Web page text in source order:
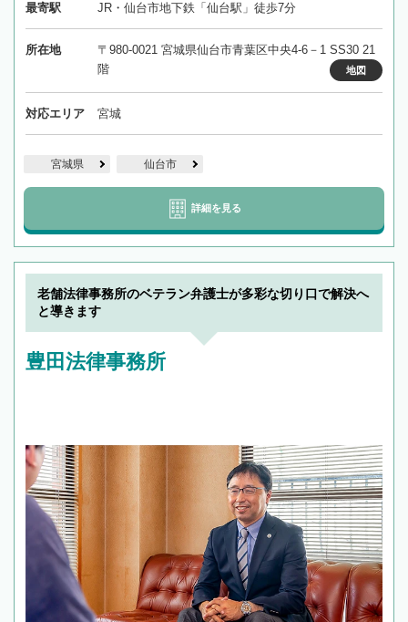
最寄駅 JR・仙台市地下鉄「仙台駅」徒歩7分
所在地
〒980-0021 宮城県仙台市青葉区中央4-6－1 SS30 21
階
地図
対応エリア 宮城
宮城県 仙台市
詳細を見る
老舗法律事務所のベテラン弁護士が多彩な切り口で解決へ
と導きます
豊田法律事務所